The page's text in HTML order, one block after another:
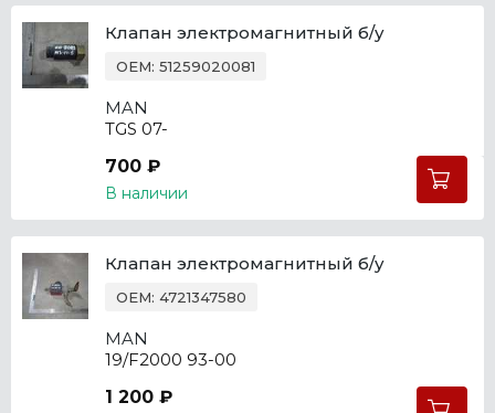
Клапан электромагнитный б/у
OEM: 51259020081
MAN
TGS 07-
700 ₽
В наличии
Клапан электромагнитный б/у
OEM: 4721347580
MAN
19/F2000 93-00
1 200 ₽